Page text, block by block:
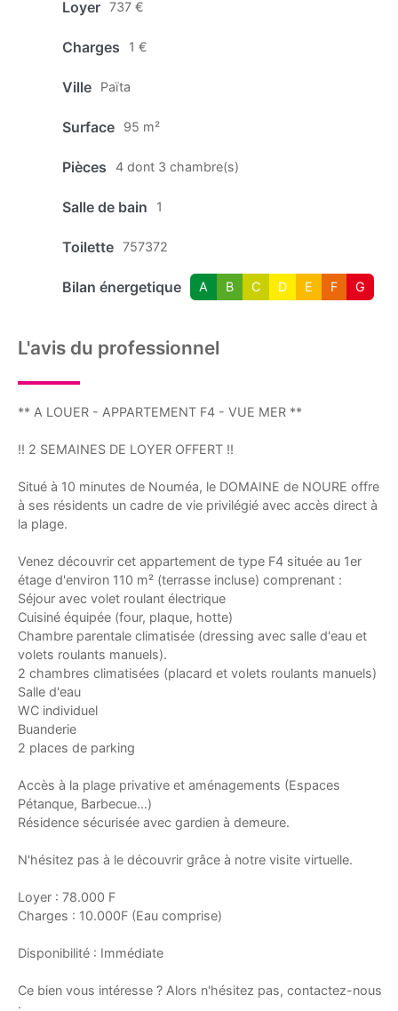
Loyer 737 €
Charges 1 €
Ville Païta
Surface 95 m²
Pièces 4 dont 3 chambre(s)
Salle de bain 1
Toilette 757372
Bilan énergetique A B C D E F G
L'avis du professionnel
** A LOUER - APPARTEMENT F4 - VUE MER **
!! 2 SEMAINES DE LOYER OFFERT !!
Situé à 10 minutes de Nouméa, le DOMAINE de NOURE offre
à ses résidents un cadre de vie privilégié avec accès direct à
la plage.
Venez découvrir cet appartement de type F4 située au 1er
étage d'environ 110 m² (terrasse incluse) comprenant :
Séjour avec volet roulant électrique
Cuisiné équipée (four, plaque, hotte)
Chambre parentale climatisée (dressing avec salle d'eau et
volets roulants manuels).
2 chambres climatisées (placard et volets roulants manuels)
Salle d'eau
WC individuel
Buanderie
2 places de parking
Accès à la plage privative et aménagements (Espaces
Pétanque, Barbecue...)
Résidence sécurisée avec gardien à demeure.
N'hésitez pas à le découvrir grâce à notre visite virtuelle.
Loyer : 78.000 F
Charges : 10.000F (Eau comprise)
Disponibilité : Immédiate
Ce bien vous intéresse ? Alors n'hésitez pas, contactez-nous